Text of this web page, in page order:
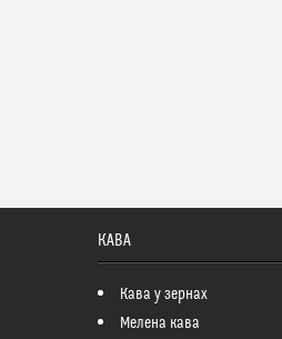
КАВА
Кава у зернах
Мелена кава